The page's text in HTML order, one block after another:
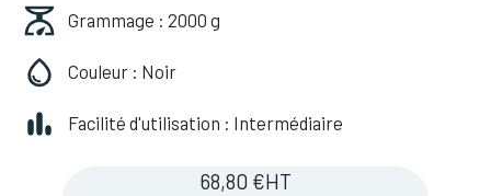
Grammage : 2000 g
Couleur : Noir
Facilité d'utilisation : Intermédiaire
68,80 €HT